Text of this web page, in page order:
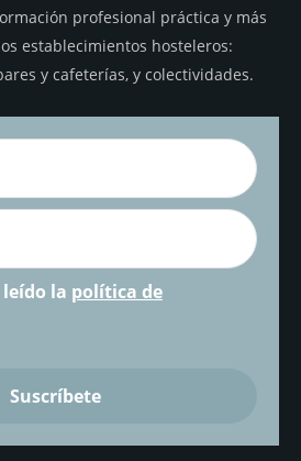
profesional práctica y más
establecimientos hosteleros:
y cafeterías, y colectividades.
la política de